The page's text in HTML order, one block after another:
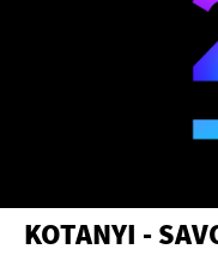
KOTANYI -